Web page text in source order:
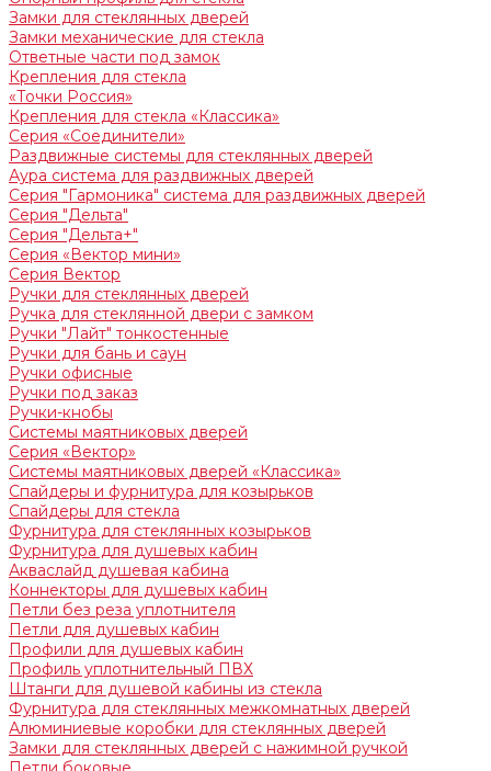
Замки для стеклянных дверей
Замки механические для стекла
Ответные части под замок
Крепления для стекла
«Точки Россия»
Крепления для стекла «Классика»
Серия «Соединители»
Раздвижные системы для стеклянных дверей
Аура система для раздвижных дверей
Серия "Гармоника" система для раздвижных дверей
Серия "Дельта"
Серия "Дельта+"
Серия «Вектор мини»
Серия Вектор
Ручки для стеклянных дверей
Ручка для стеклянной двери с замком
Ручки "Лайт" тонкостенные
Ручки для бань и саун
Ручки офисные
Ручки под заказ
Ручки-кнобы
Системы маятниковых дверей
Серия «Вектор»
Системы маятниковых дверей «Классика»
Спайдеры и фурнитура для козырьков
Спайдеры для стекла
Фурнитура для стеклянных козырьков
Фурнитура для душевых кабин
Акваслайд душевая кабина
Коннекторы для душевых кабин
Петли без реза уплотнителя
Петли для душевых кабин
Профили для душевых кабин
Профиль уплотнительный ПВХ
Штанги для душевой кабины из стекла
Фурнитура для стеклянных межкомнатных дверей
Алюминиевые коробки для стеклянных дверей
Замки для стеклянных дверей с нажимной ручкой